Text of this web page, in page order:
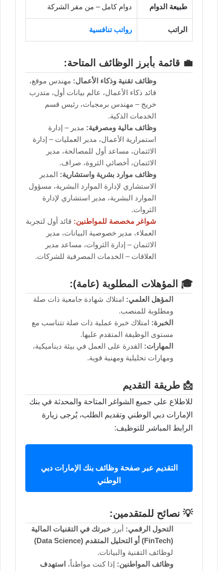
طبيعة الدوام دوام كامل – من مقر الشركة
الراتب رواتب تنافسية
💼 قائمة بأبرز الوظائف المتاحة:
وظائف تقنية وذكاء الأعمال: مهندس موقع،
قائد ذكاء الأعمال، عالم بيانات أول، متدرب
خريج – مهندس برمجيات، رئيس قسم
الخدمات الذكية.
وظائف مالية ومصرفية: مدير – إدارة
استمرارية الأعمال، مدير العمليات – إدارة
الائتمان، مساعد أول للمصالحة، مدير
الائتمان، أخصائي الثروة، صراف.
وظائف موارد بشرية واستشارية: المدير
الاستشاري لإدارة الموارد البشرية، مسؤول
الموارد البشرية، مدير استشاري لإدارة
الثروات.
شواغر مخصصة للمواطنين: قائد أول لتجربة
العملاء، مدير خصوصية البيانات، مدير
الائتمان – إدارة الثروات، مساعد مدير
العلاقات – الخدمات المصرفية للشركات.
🎓 المؤهلات المطلوبة (عامة):
المؤهل العلمي: امتلاك شهادة جامعية ذات صلة
ومطلوبة للمنصب.
الخبرة: امتلاك خبرة عملية ذات صلة تتناسب مع
مستوى الوظيفة المتقدم عليها.
المهارات: القدرة على العمل في بيئة ديناميكية،
ومهارات تحليلية ومهنية قوية.
📩 طريقة التقديم
للاطلاع على جميع الشواغر المتاحة والمحدثة في بنك
الإمارات دبي الوطني وتقديم الطلب، يُرجى زيارة
الرابط المباشر للتوظيف:
التقديم عبر صفحة وظائف بنك الإمارات دبي
الوطني
💡 نصائح للمتقدمين:
التحول الرقمي: أبرز خبرتك في التقنيات المالية
(FinTech) أو التحليل المتقدم (Data Science)
لوظائف التقنية والبيانات.
وظائف المواطنين: إذا كنت مواطناً، استهدف